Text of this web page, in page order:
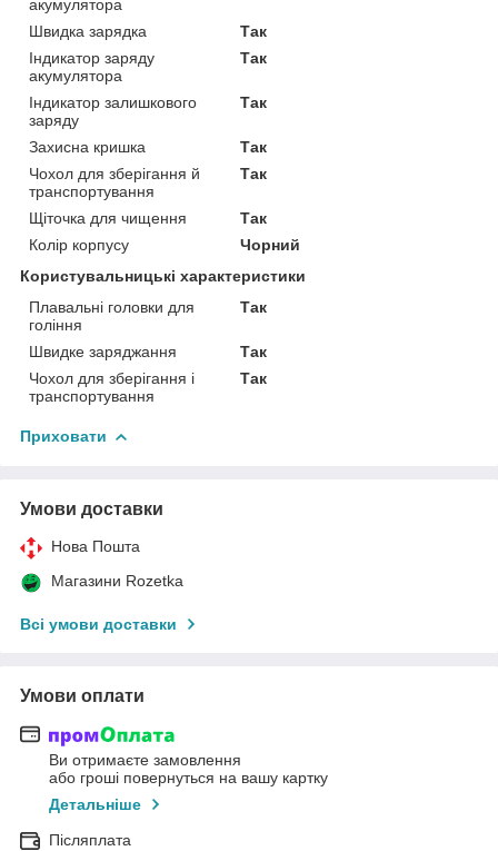
акумулятора
Швидка зарядка
Так
Індикатор заряду
акумулятора
Так
Індикатор залишкового
заряду
Так
Захисна кришка
Так
Чохол для зберігання й
транспортування
Так
Щіточка для чищення
Так
Колір корпусу
Чорний
Користувальницькі характеристики
Плавальні головки для
гоління
Так
Швидке заряджання
Так
Чохол для зберігання і
транспортування
Так
Приховати
Умови доставки
Нова Пошта
Магазини Rozetka
Всі умови доставки
Умови оплати
Ви отримаєте замовлення
або гроші повернуться на вашу картку
Детальніше
Післяплата